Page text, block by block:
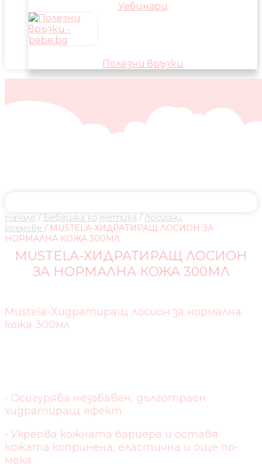
Уебинари
Полезни връзки
Начало / Бебешка козметика / Лосиони,
кремове / MUSTELA-ХИДРАТИРАЩ ЛОСИОН ЗА
НОРМАЛНА КОЖА 300МЛ
MUSTELA-ХИДРАТИРАЩ ЛОСИОН
ЗА НОРМАЛНА КОЖА 300МЛ
Mustela-Хидратиращ лосион за нормална
кожа 300мл
• Осигурява незабавен, дълготраен
хидратиращ ефект.
• Укрепва кожната бариера и оставя
кожата копринена, еластична и още по-
мека.